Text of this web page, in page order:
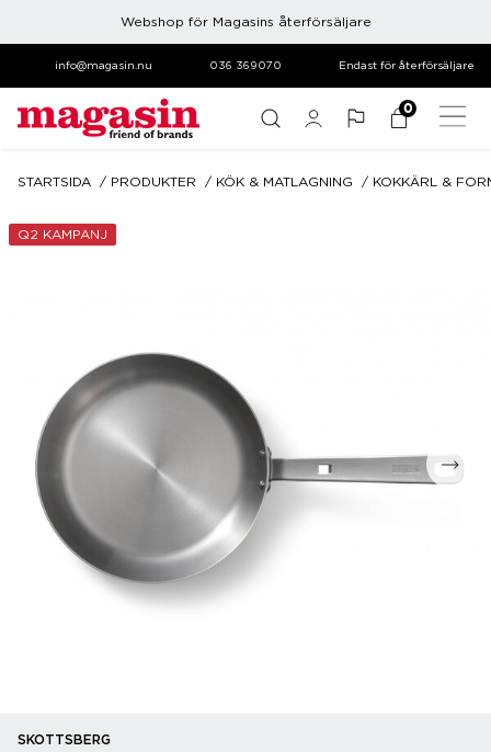
Webshop för Magasins återförsäljare
info@magasin.nu 036 369070 Endast för återförsäljare
0
STARTSIDA PRODUKTER KÖK & MATLAGNING KOKKÄRL &
Q2 KAMPANJ
SKOTTSBERG